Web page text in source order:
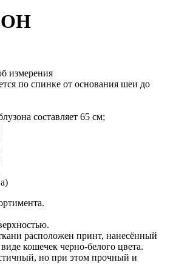
измерения
по спинке от основания шеи до
составляет 65 см;
расположен принт, нанесённый
кошечек черно-белого цвета.
но при этом прочный и